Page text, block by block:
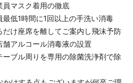
マスク着用の徹底
低1時間に1回以上の手洗い消毒
け座席を離してご案内し飛沫予防
アルコール消毒液の設置
ブル周りを専用の除菌洗浄剤で除